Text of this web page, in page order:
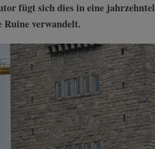
fügt sich dies in eine
Ruine verwandelt.